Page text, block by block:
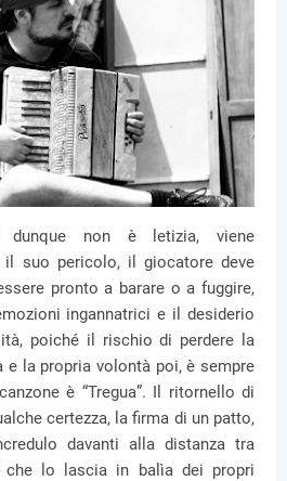
dunque non è letizia, viene
il suo pericolo, il giocatore deve
pronto a barare o a fuggire,
ingannatrici e il desiderio
poiché il rischio di perdere la
e la propria volontà poi, è sempre
è “Tregua”. Il ritornello di
certezza, la firma di un patto,
davanti alla distanza tra
che lo lascia in balìa dei propri